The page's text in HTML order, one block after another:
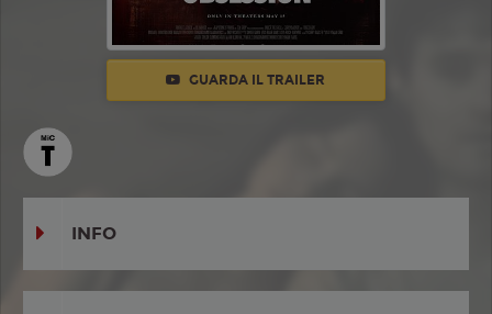
GUARDA IL TRAILER
INFO